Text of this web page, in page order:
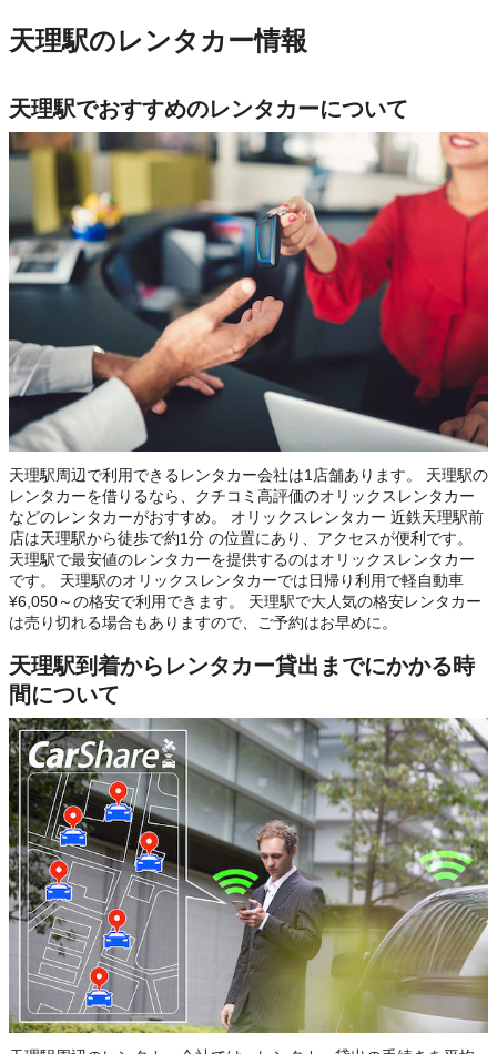
天理駅のレンタカー情報
天理駅でおすすめのレンタカーについて
天理駅周辺で利用できるレンタカー会社は1店舗あります。 天理駅の
レンタカーを借りるなら、クチコミ高評価のオリックスレンタカー
などのレンタカーがおすすめ。 オリックスレンタカー 近鉄天理駅前
店は天理駅から徒歩で約1分 の位置にあり、アクセスが便利です。
天理駅で最安値のレンタカーを提供するのはオリックスレンタカー
です。 天理駅のオリックスレンタカーでは日帰り利用で軽自動車
¥6,050～の格安で利用できます。 天理駅で大人気の格安レンタカー
は売り切れる場合もありますので、ご予約はお早めに。
天理駅到着からレンタカー貸出までにかかる時
間について